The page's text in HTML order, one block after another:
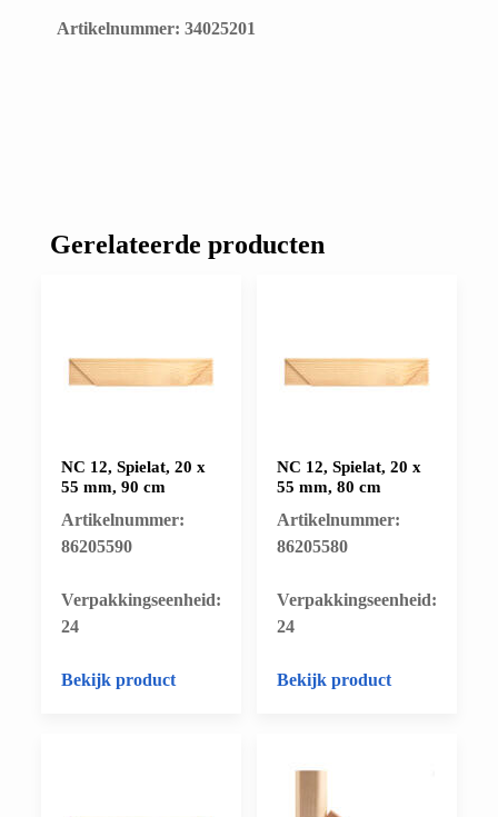
Artikelnummer: 34025201
Gerelateerde producten
NC 12, Spielat, 20 x
55 mm, 90 cm
Artikelnummer:
86205590
​Verpakkingseenheid:
24
Bekijk product
NC 12, Spielat, 20 x
55 mm, 80 cm
Artikelnummer:
86205580
​Verpakkingseenheid:
24
Bekijk product